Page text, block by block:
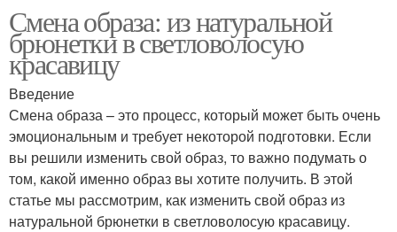
Смена образа: из натуральной
брюнетки в светловолосую
красавицу
Введение
Смена образа – это процесс, который может быть очень
эмоциональным и требует некоторой подготовки. Если
вы решили изменить свой образ, то важно подумать о
том, какой именно образ вы хотите получить. В этой
статье мы рассмотрим, как изменить свой образ из
натуральной брюнетки в светловолосую красавицу.